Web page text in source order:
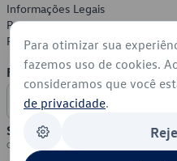
Informações Legais
Política de Privacidade
Política de Cookies
Formas de Pagamento
Segurança
Para otimizar sua
fazemos uso de cookies.
consideramos que você
de privacidade.